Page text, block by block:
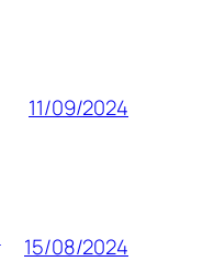
11/09/2024
15/08/2024